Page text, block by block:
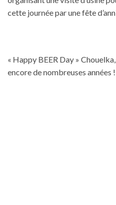
cette journée par une fête
« Happy BEER Day »
encore de nombreuses années !